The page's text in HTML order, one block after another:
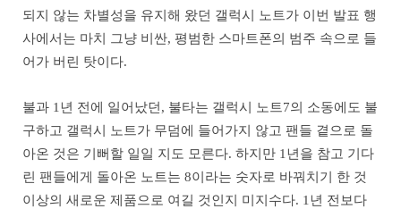
되지 않는 차별성을 유지해 왔던 갤럭시 노트가 이번 발표 행
사에서는 마치 그냥 비싼, 평범한 스마트폰의 범주 속으로 들
어가 버린 탓이다.
불과 1년 전에 일어났던, 불타는 갤럭시 노트7의 소동에도 불
구하고 갤럭시 노트가 무덤에 들어가지 않고 팬들 곁으로 돌
아온 것은 기뻐할 일일 지도 모른다. 하지만 1년을 참고 기다
린 팬들에게 돌아온 노트는 8이라는 숫자로 바꿔치기 한 것
이상의 새로운 제품으로 여길 것인지 미지수다. 1년 전보다